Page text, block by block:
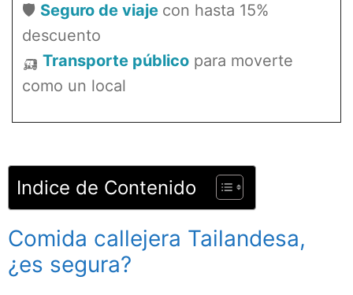
🛡️ Seguro de viaje con hasta 15%
descuento
🛺 Transporte público para moverte
como un local
Indice de Contenido
Comida callejera Tailandesa,
¿es segura?